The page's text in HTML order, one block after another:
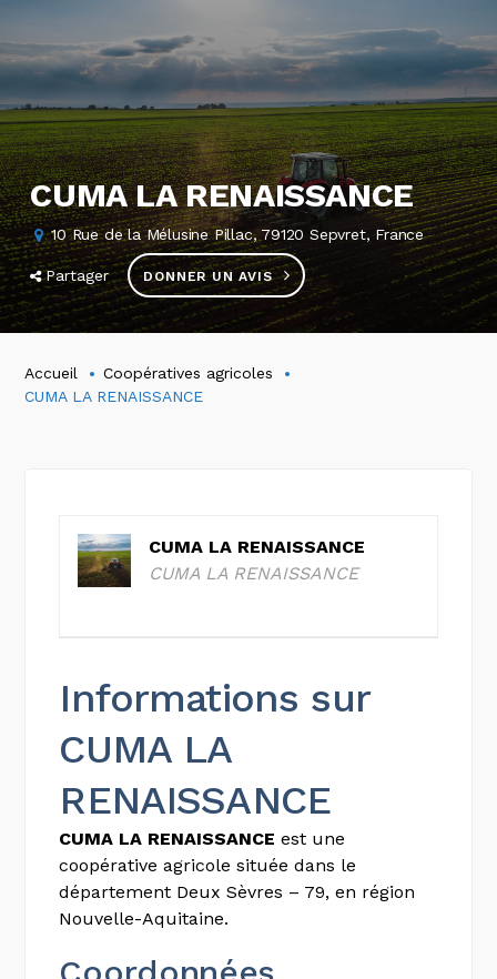
CUMA LA RENAISSANCE
10 Rue de la Mélusine Pillac, 79120 Sepvret, France
Partager DONNER UN AVIS
Accueil
Coopératives agricoles
CUMA LA RENAISSANCE
CUMA LA RENAISSANCE
CUMA LA RENAISSANCE
Informations sur
CUMA LA
RENAISSANCE
CUMA LA RENAISSANCE est une
coopérative agricole située dans le
département Deux Sèvres – 79, en région
Nouvelle-Aquitaine.